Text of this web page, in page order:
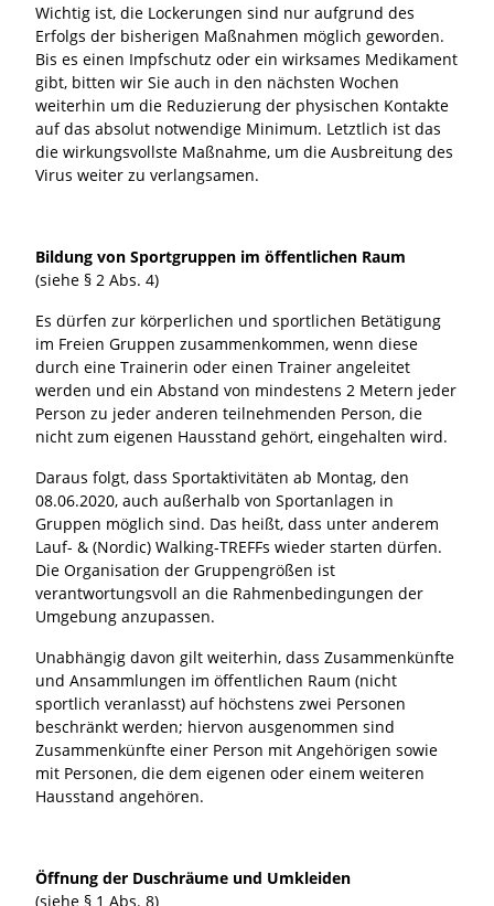
Wichtig ist, die Lockerungen sind nur aufgrund des
Erfolgs der bisherigen Maßnahmen möglich geworden.
Bis es einen Impfschutz oder ein wirksames Medikament
gibt, bitten wir Sie auch in den nächsten Wochen
weiterhin um die Reduzierung der physischen Kontakte
auf das absolut notwendige Minimum. Letztlich ist das
die wirkungsvollste Maßnahme, um die Ausbreitung des
Virus weiter zu verlangsamen.
Bildung von Sportgruppen im öffentlichen Raum
(siehe § 2 Abs. 4)
Es dürfen zur körperlichen und sportlichen Betätigung
im Freien Gruppen zusammenkommen, wenn diese
durch eine Trainerin oder einen Trainer angeleitet
werden und ein Abstand von mindestens 2 Metern jeder
Person zu jeder anderen teilnehmenden Person, die
nicht zum eigenen Hausstand gehört, eingehalten wird.
Daraus folgt, dass Sportaktivitäten ab Montag, den
08.06.2020, auch außerhalb von Sportanlagen in
Gruppen möglich sind. Das heißt, dass unter anderem
Lauf- & (Nordic) Walking-TREFFs wieder starten dürfen.
Die Organisation der Gruppengrößen ist
verantwortungsvoll an die Rahmenbedingungen der
Umgebung anzupassen.
Unabhängig davon gilt weiterhin, dass Zusammenkünfte
und Ansammlungen im öffentlichen Raum (nicht
sportlich veranlasst) auf höchstens zwei Personen
beschränkt werden; hiervon ausgenommen sind
Zusammenkünfte einer Person mit Angehörigen sowie
mit Personen, die dem eigenen oder einem weiteren
Hausstand angehören.
Öffnung der Duschräume und Umkleiden
(siehe § 1 Abs. 8)